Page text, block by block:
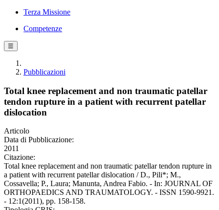
Terza Missione
Competenze
☰
Pubblicazioni
Total knee replacement and non traumatic patellar
tendon rupture in a patient with recurrent patellar
dislocation
Articolo
Data di Pubblicazione:
2011
Citazione:
Total knee replacement and non traumatic patellar tendon rupture in
a patient with recurrent patellar dislocation / D., Pili*; M.,
Cossavella; P., Laura; Manunta, Andrea Fabio. - In: JOURNAL OF
ORTHOPAEDICS AND TRAUMATOLOGY. - ISSN 1590-9921.
- 12:1(2011), pp. 158-158.